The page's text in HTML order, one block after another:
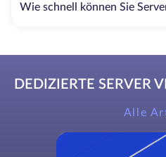
Wie schnell können Sie
DEDIZIERTE SERVER
Alle